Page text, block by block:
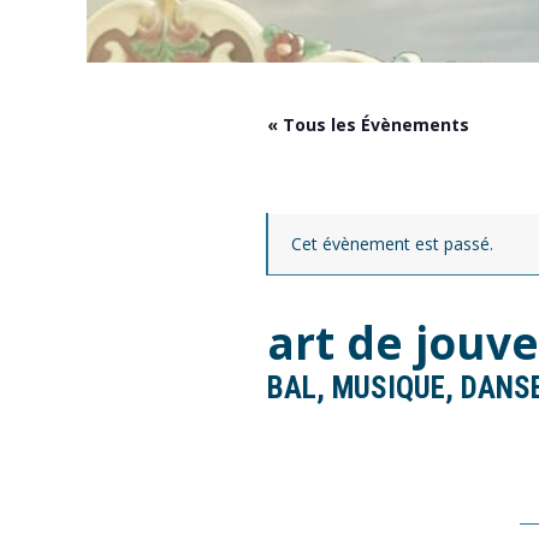
« Tous les Évènements
Cet évènement est passé.
art de
BAL, MUSIQUE,